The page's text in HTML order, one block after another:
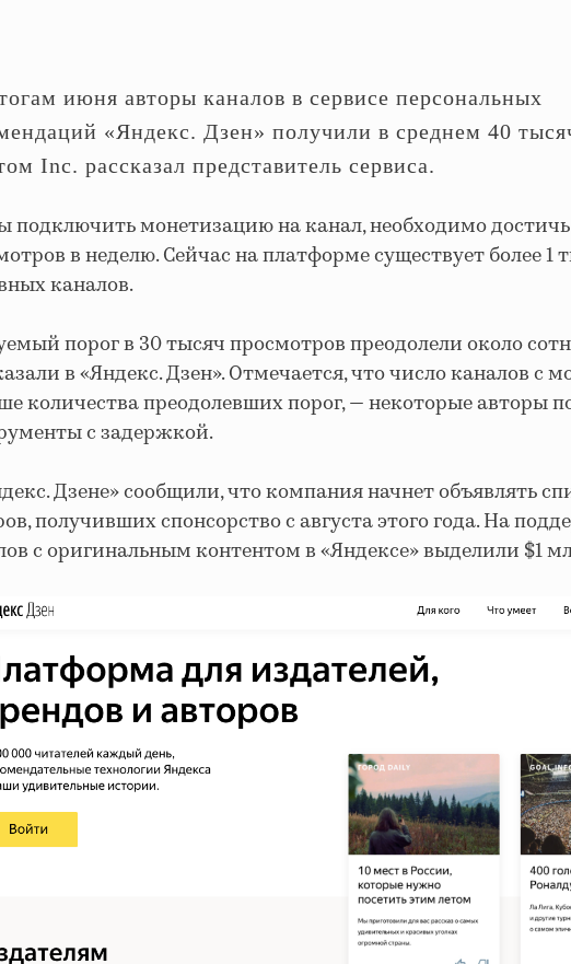
июня авторы каналов в сервисе персональных
«Яндекс. Дзен» получили в среднем 40
Inc. рассказал представитель сервиса.
подключить монетизацию на канал, необходимо
в неделю. Сейчас на платформе существует более 1
каналов.
порог в 30 тысяч просмотров преодолели около
в «Яндекс. Дзен». Отмечается, что число каналов с
количества преодолевших порог, — некоторые авторы
с задержкой.
Дзене» сообщили, что компания начнет объявлять
получивших спонсорство с августа этого года. На
с оригинальным контентом в «Яндексе» выделили $1